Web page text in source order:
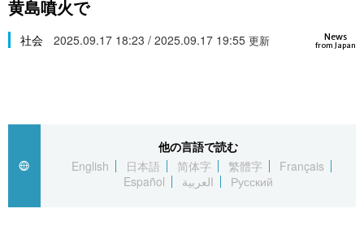
Русский
カテゴリー
経済・ビジネス
国際
トップ
アーカイブ
In-depth
Japan Data
経済・ビジネス
黄島噴火で
News
from Japan
社会 2025.09.17 18:23 / 2025.09.17 19:55 更新
他の言語で読む
English
日本語 简体字 繁體字
Français
Español
العربية Русский